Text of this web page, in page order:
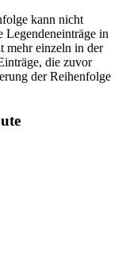
kann nicht
Legendeneinträge in
mehr einzeln in der
die zuvor
der Reihenfolge